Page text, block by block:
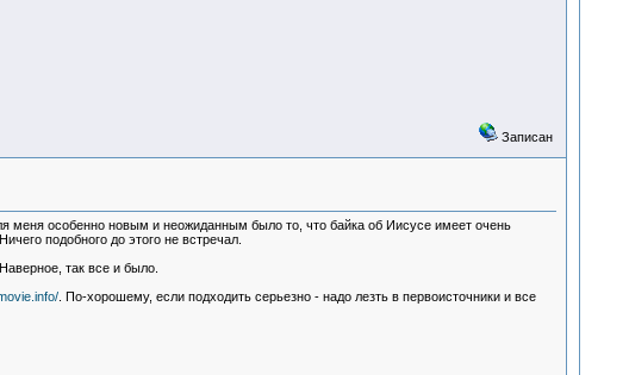
Записан
меня особенно новым и неожиданным было то, что байка об Иисусе имеет очень
подобного до этого не встречал.
так все и было.
. По-хорошему, если подходить серьезно - надо лезть в первоисточники и все